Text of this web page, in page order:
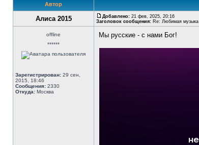
Автор
Алиса 2015 Добавлено: 21 фев, 2025, 20:16
Заголовок сообщения: Re: Любимая музыка
offline
******
Зарегистрирован: 29 сен,
2015, 18:46
Сообщения: 2330
Откуда: Москва
Мы русские - с нами Бог!